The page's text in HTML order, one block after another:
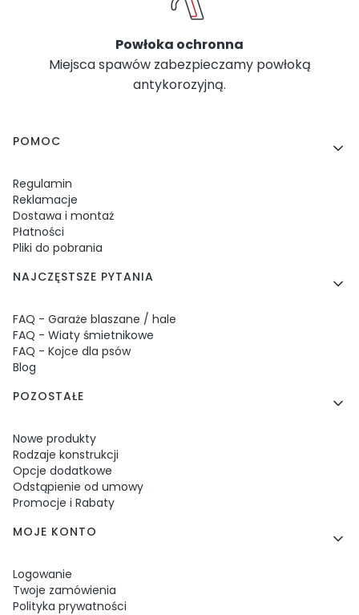
Powłoka ochronna
Miejsca spawów zabezpieczamy powłoką
antykorozyjną.
Linki w stopce
POMOC
Regulamin
Reklamacje
Dostawa i montaż
Płatności
Pliki do pobrania
NAJCZĘSTSZE PYTANIA
FAQ - Garaże blaszane / hale
FAQ - Wiaty śmietnikowe
FAQ - Kojce dla psów
Blog
POZOSTAŁE
Nowe produkty
Rodzaje konstrukcji
Opcje dodatkowe
Odstąpienie od umowy
Promocje i Rabaty
MOJE KONTO
Logowanie
Twoje zamówienia
Polityka prywatności